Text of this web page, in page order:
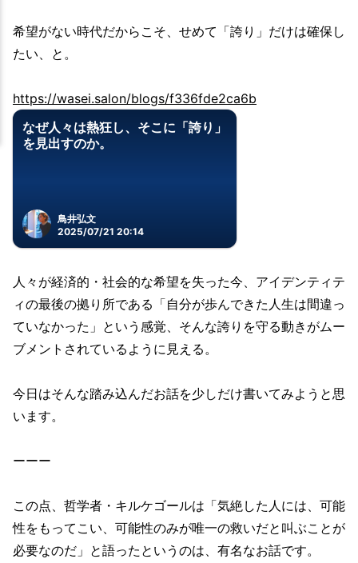
希望がない時代だからこそ、せめて「誇り」だけは確保し
たい、と。
https://wasei.salon/blogs/f336fde2ca6b
なぜ人々は熱狂し、そこに「誇り」
を見出すのか。
鳥井弘文
2025/07/21 20:14
人々が経済的・社会的な希望を失った今、アイデンティテ
ィの最後の拠り所である「自分が歩んできた人生は間違っ
ていなかった」という感覚、そんな誇りを守る動きがムー
ブメントされているように見える。
今日はそんな踏み込んだお話を少しだけ書いてみようと思
います。
ーーー
この点、哲学者・キルケゴールは「気絶した人には、可能
性をもってこい、可能性のみが唯一の救いだと叫ぶことが
必要なのだ」と語ったというのは、有名なお話です。